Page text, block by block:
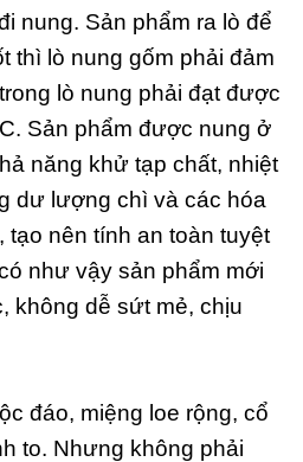
nung. Sản phẩm ra lò để
thì lò nung gốm phải đảm
lò nung phải đạt được
Sản phẩm được nung ở
năng khử tạp chất, nhiệt
dư lượng chì và các hóa
tạo nên tính an toàn tuyệt
như vậy sản phẩm mới
không dễ sứt mẻ, chịu
đáo, miệng loe rộng, cổ
to. Nhưng không phải